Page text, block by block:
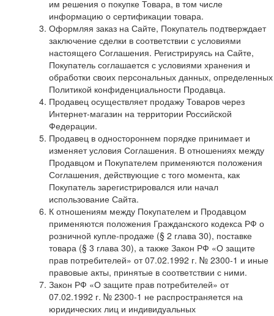
им решения о покупке Товара, в том числе
информацию о сертификации товара.
Оформляя заказ на Сайте, Покупатель подтверждает
заключение сделки в соответствии с условиями
настоящего Соглашения. Регистрируясь на Сайте,
Покупатель соглашается с условиями хранения и
обработки своих персональных данных, определенных
Политикой конфиденциальности Продавца.
Продавец осуществляет продажу Товаров через
Интернет-магазин на территории Российской
Федерации.
Продавец в одностороннем порядке принимает и
изменяет условия Соглашения. В отношениях между
Продавцом и Покупателем применяются положения
Соглашения, действующие с того момента, как
Покупатель зарегистрировался или начал
использование Сайта.
К отношениям между Покупателем и Продавцом
применяются положения Гражданского кодекса РФ о
розничной купле-продаже (§ 2 глава 30), поставке
товара (§ 3 глава 30), а также Закон РФ «О защите
прав потребителей» от 07.02.1992 г. № 2300-1 и иные
правовые акты, принятые в соответствии с ними.
Закон РФ «О защите прав потребителей» от
07.02.1992 г. № 2300-1 не распространяется на
юридических лиц и индивидуальных